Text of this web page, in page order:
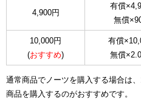
4,900円
有償
無償
10,000円
(おすすめ)
有償
無償
通常商品でノーツを購入する場合は
商品を購入するのがおすすめです。